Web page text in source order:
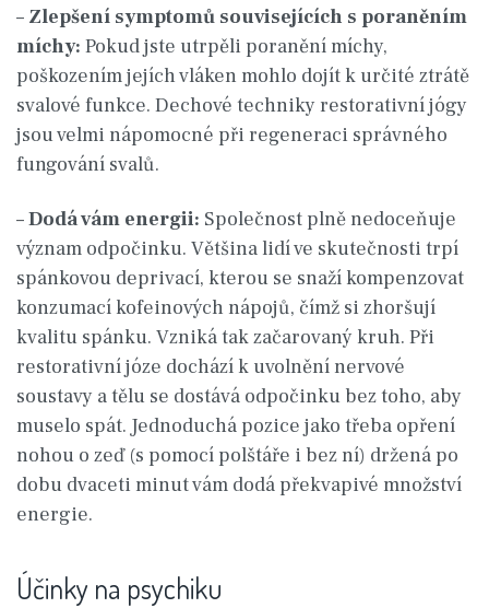
– Zlepšení symptomů souvisejících s poraněním
míchy: Pokud jste utrpěli poranění míchy,
poškozením jejích vláken mohlo dojít k určité ztrátě
svalové funkce. Dechové techniky restorativní jógy
jsou velmi nápomocné při regeneraci správného
fungování svalů.
–Dodá vám energii: Společnost plně nedoceňuje
význam odpočinku. Většina lidí ve skutečnosti trpí
spánkovou deprivací, kterou se snaží kompenzovat
konzumací kofeinových nápojů, čímž si zhoršují
kvalitu spánku. Vzniká tak začarovaný kruh. Při
restorativní józe dochází k uvolnění nervové
soustavy a tělu se dostává odpočinku bez toho, aby
muselo spát. Jednoduchá pozice jako třeba opření
nohou o zeď (s pomocí polštáře i bez ní) držená po
dobu dvaceti minut vám dodá překvapivé množství
energie.
Účinky na psychiku